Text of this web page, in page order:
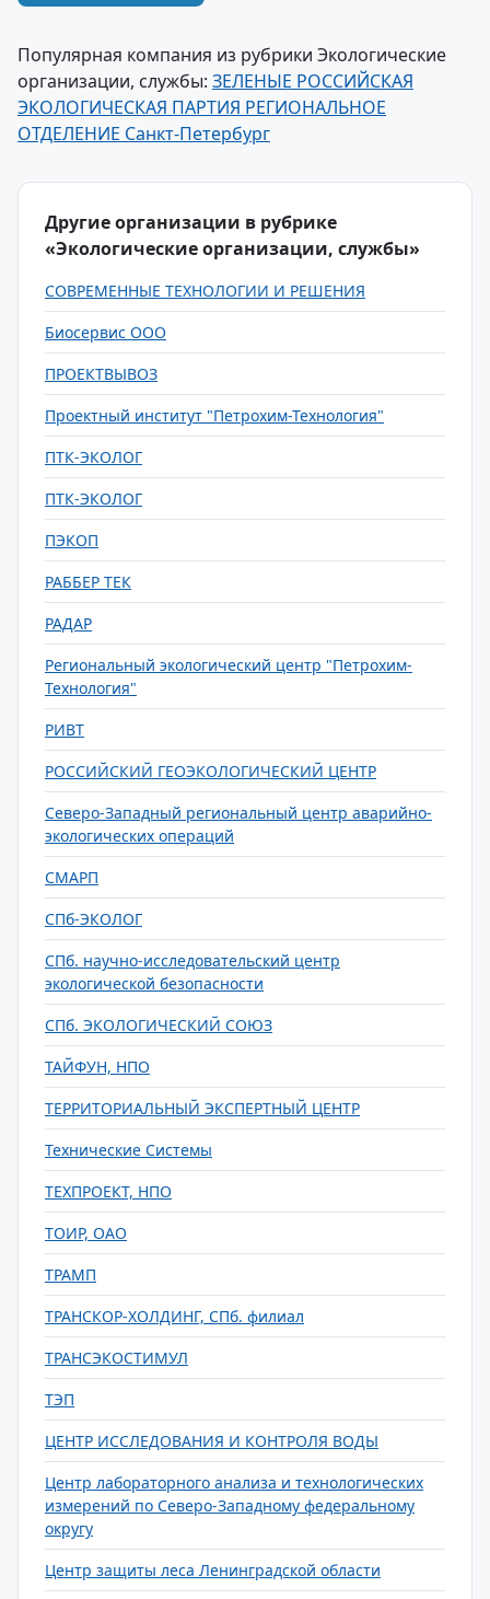
Популярная компания из рубрики Экологические
организации, службы: ЗЕЛЕНЫЕ РОССИЙСКАЯ
ЭКОЛОГИЧЕСКАЯ ПАРТИЯ РЕГИОНАЛЬНОЕ
ОТДЕЛЕНИЕ Санкт-Петербург
Другие организации в рубрике
«Экологические организации, службы»
СОВРЕМЕННЫЕ ТЕХНОЛОГИИ И РЕШЕНИЯ
Биосервис ООО
ПРОЕКТВЫВОЗ
Проектный институт "Петрохим-Технология"
ПТК-ЭКОЛОГ
ПТК-ЭКОЛОГ
ПЭКОП
РАББЕР ТЕК
РАДАР
Региональный экологический центр "Петрохим-
Технология"
РИВТ
РОССИЙСКИЙ ГЕОЭКОЛОГИЧЕСКИЙ ЦЕНТР
Северо-Западный региональный центр аварийно-
экологических операций
СМАРП
СПб-ЭКОЛОГ
СПб. научно-исследовательский центр
экологической безопасности
СПб. ЭКОЛОГИЧЕСКИЙ СОЮЗ
ТАЙФУН, НПО
ТЕРРИТОРИАЛЬНЫЙ ЭКСПЕРТНЫЙ ЦЕНТР
Технические Системы
ТЕХПРОЕКТ, НПО
ТОИР, ОАО
ТРАМП
ТРАНСКОР-ХОЛДИНГ, СПб. филиал
ТРАНСЭКОСТИМУЛ
ТЭП
ЦЕНТР ИССЛЕДОВАНИЯ И КОНТРОЛЯ ВОДЫ
Центр лабораторного анализа и технологических
измерений по Северо-Западному федеральному
округу
Центр защиты леса Ленинградской области